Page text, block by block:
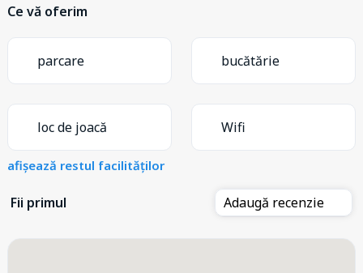
Ce vă oferim
parcare bucătărie
loc de joacă Wifi
afișează restul facilităților
Fii primul Adaugă recenzie